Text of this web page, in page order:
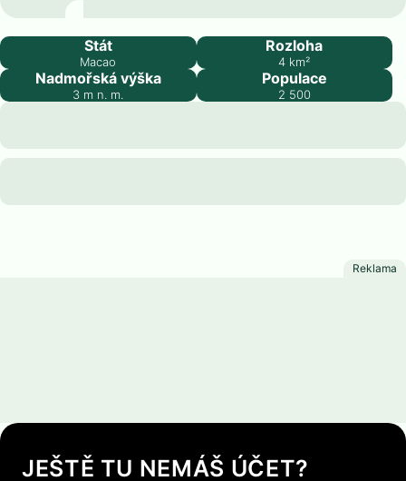
Cotai
Stát
Macao
Rozloha
4 km²
Nadmořská výška
3 m n. m.
Populace
2 500
JEŠTĚ TU NEMÁŠ ÚČET?